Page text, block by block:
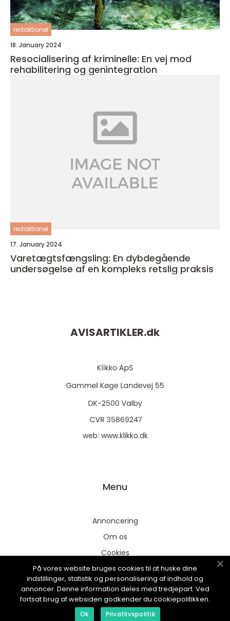
redaktionel
18. January 2024
Resocialisering af kriminelle: En vej mod
rehabilitering og genintegration
redaktionel
17. January 2024
Varetægtsfængsling: En dybdegående
undersøgelse af en kompleks retslig praksis
AVISARTIKLER.dk
web: www.klikko.dk
Menu
Annoncering
Om os
Cookies
Kontakt os
Sitemap
På vores website bruges cookies til at huske dine
indstillinger, statistik og personalisering af indhold og
annoncer. Denne information deles med tredjepart. Ved
fortsat brug af websiden godkender du cookiepolitikken.
Ok Privatlivspolitik